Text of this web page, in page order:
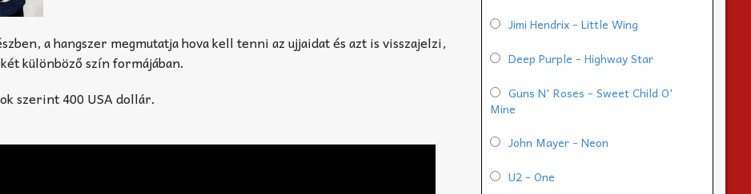
a hangszer megmutatja hova kell tenni az ujjaidat és azt is visszajelzi,
különböző szín formájában.
szerint 400 USA dollár.
Jimi Hendrix - Little Wing
Deep Purple - Highway Star
Guns N' Roses - Sweet Child O'
Mine
John Mayer - Neon
U2 - One